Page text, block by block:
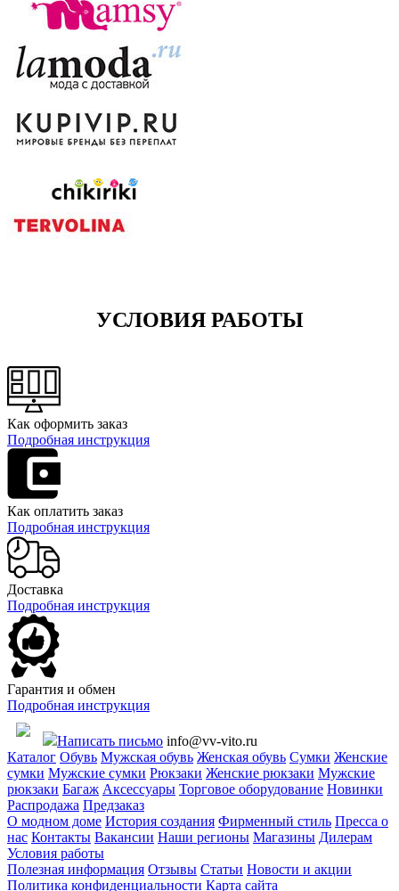
УСЛОВИЯ РАБОТЫ
Как оформить заказ
Подробная инструкция
Как оплатить заказ
Подробная инструкция
Доставка
Подробная инструкция
Гарантия и обмен
Подробная инструкция
Написать письмо info@vv-vito.ru
Каталог Обувь Мужская обувь Женская обувь Сумки Женские
сумки Мужские сумки Рюкзаки Женские рюкзаки Мужские
рюкзаки Багаж Аксессуары Торговое оборудование Новинки
Распродажа Предзаказ
О модном доме История создания Фирменный стиль Пресса о
нас Контакты Вакансии Наши регионы Магазины Дилерам
Условия работы
Полезная информация Отзывы Статьи Новости и акции
Политика конфиденциальности Карта сайта